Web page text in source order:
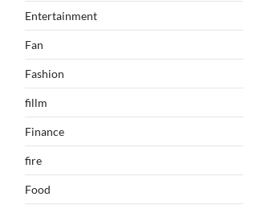
Entertainment
Fan
Fashion
fillm
Finance
fire
Food